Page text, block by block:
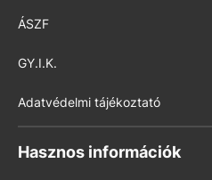
ÁSZF
GY.I.K.
Adatvédelmi tájékoztató
Hasznos információk